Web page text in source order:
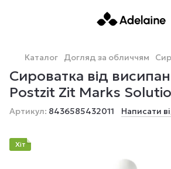
Каталог Догляд за обличчям
Сироватка від
Postzit Zit Marks
Артикул: 8436585432011 Написати
Хіт